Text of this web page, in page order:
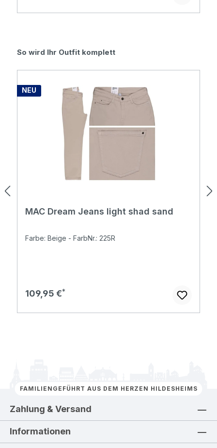
Produktgalerie überspringen
So wird Ihr Outfit komplett
NEU
MAC Dream Jeans light shad sand
Farbe: Beige - FarbNr.: 225R
Regulärer Preis:
109,95 €
FAMILIENGEFÜHRT AUS DEM HERZEN HILDESHEIMS
Zahlung & Versand
Informationen